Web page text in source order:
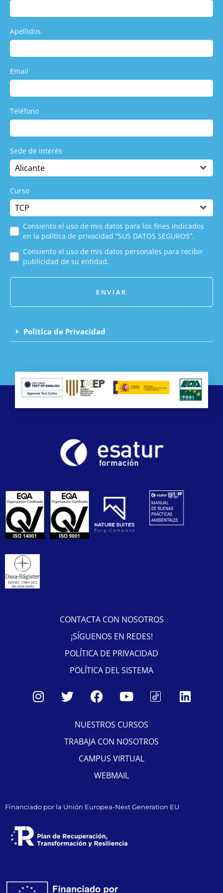
Apellidos
Email
Teléfono
Sede de interés
Curso
Consiento el uso de mis datos para los fines indicados
en la política de privacidad “SUS DATOS SEGUROS”.
Consiento el uso de mis datos personales para recibir
publicidad de su entidad.
ENVIAR
Política de Privacidad
CONTACTA CON NOSOTROS
¡SÍGUENOS EN REDES!
POLÍTICA DE PRIVACIDAD
POLÍTICA DEL SISTEMA
NUESTROS CURSOS
TRABAJA CON NOSOTROS
CAMPUS VIRTUAL
WEBMAIL
Financiado por la Unión Europea-Next Generation EU